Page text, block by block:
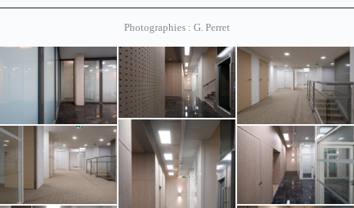
Photographies : G. Perret